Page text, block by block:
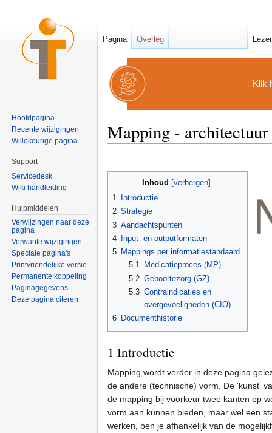
Klik
Mapping - architectuur
Inhoud verbergen
1
Introductie
2 Strategie
3 Aandachtspunten
4
Input- en outputformaten
5 Mappings per informatiestandaard
5.1
Medicatieproces (MP)
5.2 Geboortezorg (GZ)
5.3 Contraindicaties en
overgevoeligheden (CIO)
6 Documenthistorie
1 Introductie
Mapping wordt verder in deze pagina
de andere (technische) vorm. De 'kunst'
de mapping bij voorkeur twee kanten op
vorm aan kunnen bieden, maar wel een
werken, ben je afhankelijk van de
Pagina Overleg
Hoofdpagina
Recente wijzigingen
Willekeurige pagina
Support
Servicedesk
Wiki handleiding
Hulpmiddelen
Verwijzingen naar deze
pagina
Verwante wijzigingen
Speciale pagina's
Printvriendelijke versie
Permanente koppeling
Paginagegevens
Deze pagina citeren